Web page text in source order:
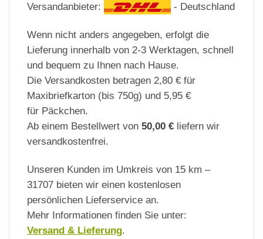
Versandanbieter: - Deutschland
Wenn nicht anders angegeben, erfolgt die
Lieferung innerhalb von 2-3 Werktagen, schnell
und bequem zu Ihnen nach Hause.
Die Versandkosten betragen 2,80 € für
Maxibriefkarton (bis 750g) und 5,95 €
für Päckchen.
Ab einem Bestellwert von 50,00 € liefern wir
versandkostenfrei.
Unseren Kunden im Umkreis von 15 km –
31707 bieten wir einen kostenlosen
persönlichen Lieferservice an.
Mehr Informationen finden Sie unter:
Versand & Lieferung.